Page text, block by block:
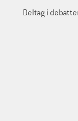
Deltag i